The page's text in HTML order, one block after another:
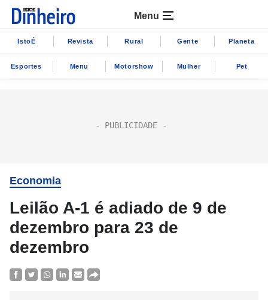
Menu
IstoÉ Revista Rural Gente Planeta
Esportes Menu Motorshow Mulher Pet
Economia
Leilão A-1 é adiado de 9 de
dezembro para 23 de
dezembro